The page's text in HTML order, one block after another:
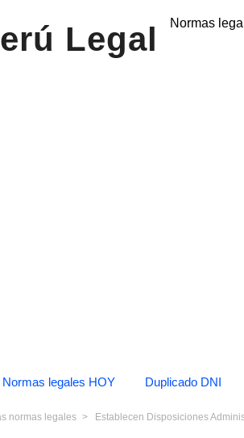
Legal Normas
Normas legales HOY Duplicado DNI
normas legales Establecen Disposiciones